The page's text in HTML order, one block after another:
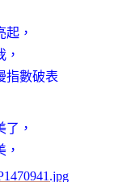
，
指數破表
，